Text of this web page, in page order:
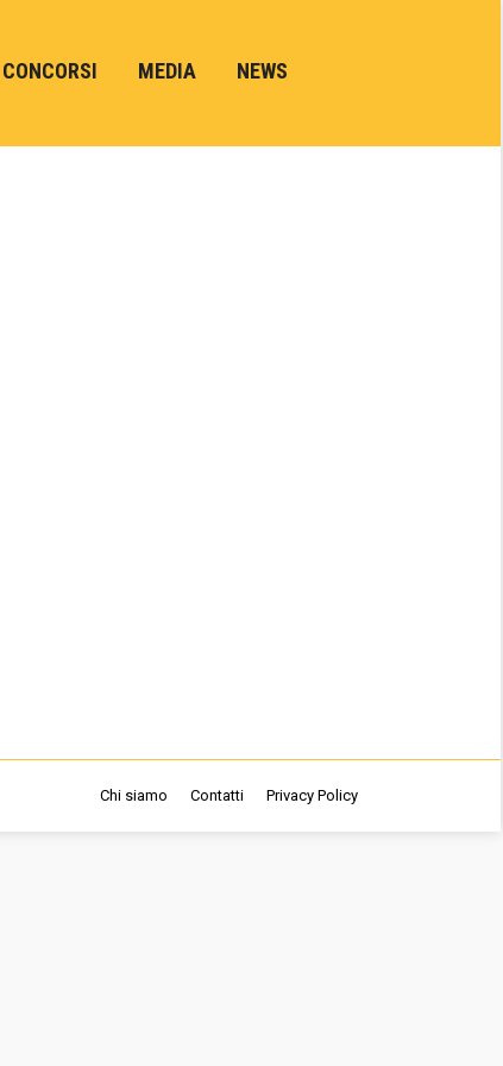
CONCORSI MEDIA NEWS
Chi siamo Contatti Privacy Policy